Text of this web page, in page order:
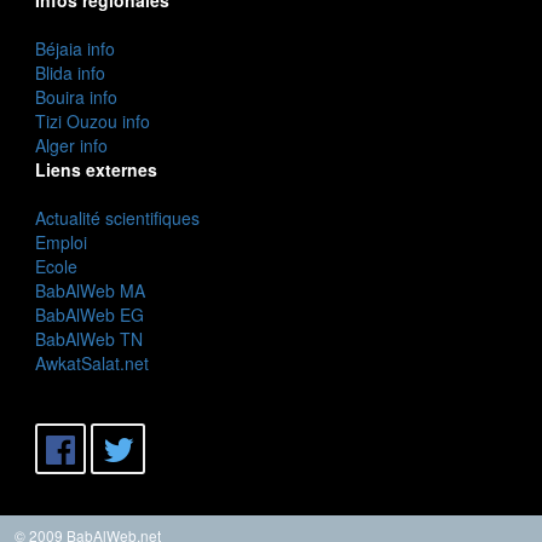
Béjaia info
Blida info
Bouira info
Tizi Ouzou info
Alger info
Liens externes
Actualité scientifiques
Emploi
Ecole
BabAlWeb MA
BabAlWeb EG
BabAlWeb TN
AwkatSalat.net
© 2009 BabAlWeb.net